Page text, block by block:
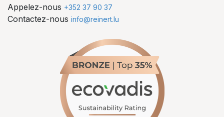
Appelez-nous +352 37 90 37
Contactez-nous info@reinert.lu